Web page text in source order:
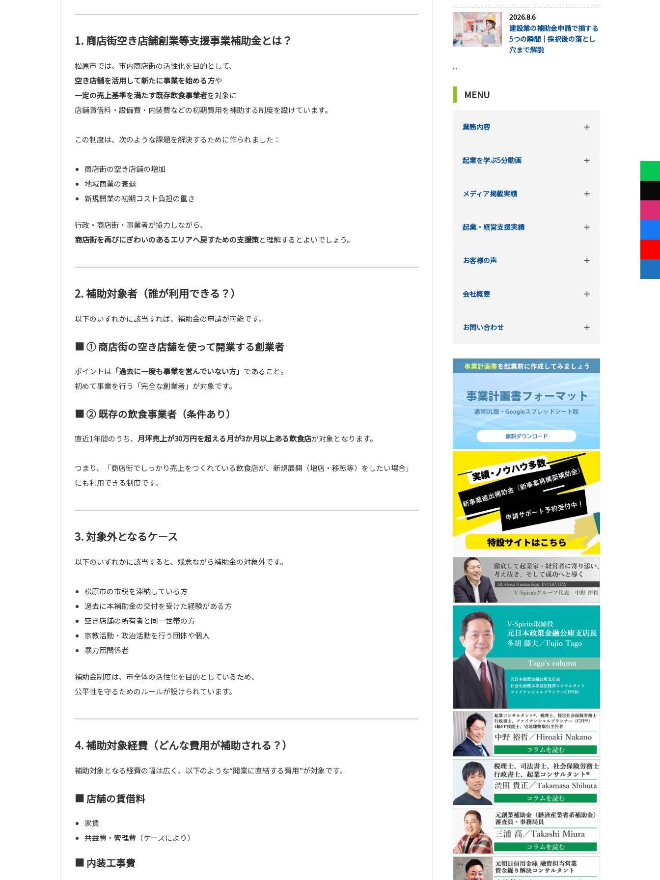
1. 商店街空き店舗創業等支援事業補助金とは？
松原市では、市内商店街の活性化を目的として、
空き店舗を活用して新たに事業を始める方や
一定の売上基準を満たす既存飲食事業者を対象に
店舗賃借料・設備費・内装費などの初期費用を補助する制度を設けています。
この制度は、次のような課題を解決するために作られました：
商店街の空き店舗の増加
地域商業の衰退
新規開業の初期コスト負担の重さ
行政・商店街・事業者が協力しながら、
商店街を再びにぎわいのあるエリアへ戻すための支援策と理解するとよいでしょう。
2. 補助対象者（誰が利用できる？）
以下のいずれかに該当すれば、補助金の申請が可能です。
■ ① 商店街の空き店舗を使って開業する創業者
ポイントは 「過去に一度も事業を営んでいない方」 であること。
初めて事業を行う「完全な創業者」が対象です。
■ ② 既存の飲食事業者（条件あり）
直近1年間のうち、 月坪売上が30万円を超える月が3か月以上ある飲食店が対象となります。
つまり、「商店街でしっかり売上をつくれている飲食店が、新規展開（増店・移転等）をしたい場合」
にも利用できる制度です。
3. 対象外となるケース
以下のいずれかに該当すると、残念ながら補助金の対象外です。
松原市の市税を滞納している方
過去に本補助金の交付を受けた経験がある方
空き店舗の所有者と同一世帯の方
宗教活動・政治活動を行う団体や個人
暴力団関係者
補助金制度は、市全体の活性化を目的としているため、
公平性を守るためのルールが設けられています。
4. 補助対象経費（どんな費用が補助される？）
補助対象となる経費の幅は広く、以下のような“開業に直結する費用”が対象です。
■ 店舗の賃借料
家賃
共益費・管理費（ケースにより）
■ 内装工事費
2026.8.6
建設業の補助金申請で損する
5つの瞬間｜採択後の落とし
穴まで解説
...
MENU
業務内容
起業を学ぶ5分動画
メディア掲載実績
起業・経営支援実績
お客様の声
会社概要
お問い合わせ